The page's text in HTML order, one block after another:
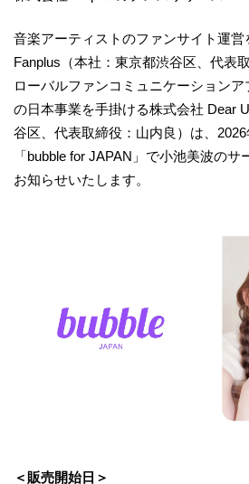
音楽アーティストのファンサイト運
Fanplus（本社：東京都渋谷区、代表
ローバルファンコミュニケーションア
の日本事業を手掛ける株式会社 Dear
谷区、代表取締役：山内良）は、
「bubble for JAPAN」で小池美波の
お知らせいたします。
＜販売開始日＞